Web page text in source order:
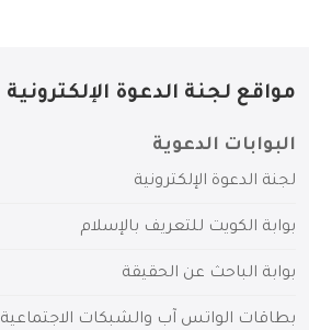
مواقع لجنة الدعوة الإلكترونية
البوابات الدعوية
لجنة الدعوة الإلكترونية
بوابة الكويت للتعريف بالإسلام
بوابة الباحث عن الحقيقة
بطاقات الواتس آب والشبكات الاجتماعية